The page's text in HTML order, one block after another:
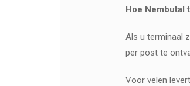
Hoe Nembutal
Als u terminaal
per post te
Voor velen